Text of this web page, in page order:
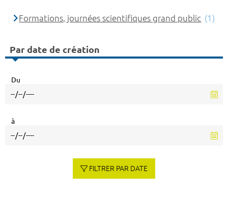
Formations, journées scientifiques grand public (1)
Par date de création
Du
à
FILTRER PAR DATE